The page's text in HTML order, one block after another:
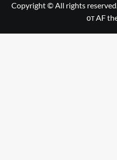
Copyright © All rights
от AF